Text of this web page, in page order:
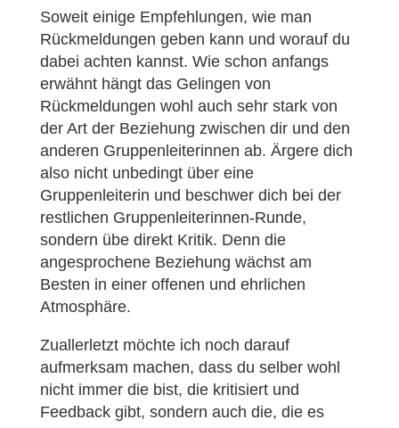
Soweit einige Empfehlungen, wie man
Rückmeldungen geben kann und worauf du
dabei achten kannst. Wie schon anfangs
erwähnt hängt das Gelingen von
Rückmeldungen wohl auch sehr stark von
der Art der Beziehung zwischen dir und den
anderen Gruppenleiterinnen ab. Ärgere dich
also nicht unbedingt über eine
Gruppenleiterin und beschwer dich bei der
restlichen Gruppenleiterinnen-Runde,
sondern übe direkt Kritik. Denn die
angesprochene Beziehung wächst am
Besten in einer offenen und ehrlichen
Atmosphäre.
Zuallerletzt möchte ich noch darauf
aufmerksam machen, dass du selber wohl
nicht immer die bist, die kritisiert und
Feedback gibt, sondern auch die, die es